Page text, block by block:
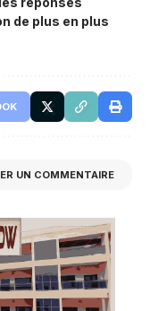
de plus en plus
UN COMMENTAIRE